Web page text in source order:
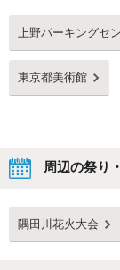
上野パーキングセ
東京都美術館
周辺の祭り
隅田川花火大会